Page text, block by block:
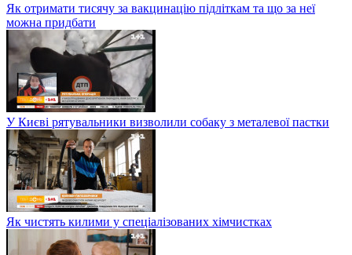
Як отримати тисячу за вакцинацію підліткам та що за неї
можна придбати
У Києві рятувальники визволили собаку з металевої пастки
Як чистять килими у спеціалізованих хімчистках